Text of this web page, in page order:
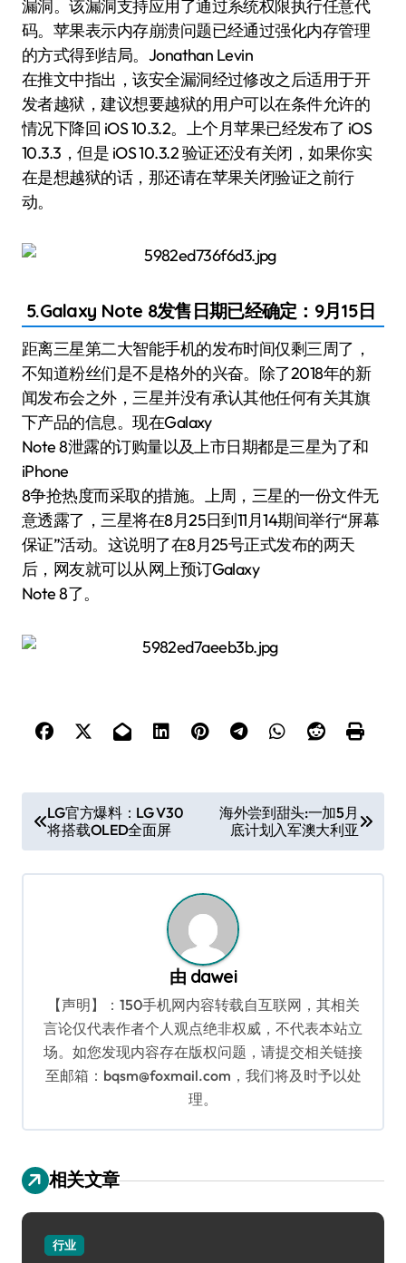
漏洞。该漏洞支持应用了通过系统权限执行任意代
码。苹果表示内存崩溃问题已经通过强化内存管理
的方式得到结局。Jonathan Levin
在推文中指出，该安全漏洞经过修改之后适用于开
发者越狱，建议想要越狱的用户可以在条件允许的
情况下降回 iOS 10.3.2。上个月苹果已经发布了 iOS
10.3.3，但是 iOS 10.3.2 验证还没有关闭，如果你实
在是想越狱的话，那还请在苹果关闭验证之前行
动。
5.Galaxy Note 8发售日期已经确定：9月15日
距离三星第二大智能手机的发布时间仅剩三周了，
不知道粉丝们是不是格外的兴奋。除了2018年的新
闻发布会之外，三星并没有承认其他任何有关其旗
下产品的信息。现在Galaxy
Note 8泄露的订购量以及上市日期都是三星为了和
iPhone
8争抢热度而采取的措施。上周，三星的一份文件无
意透露了，三星将在8月25日到11月14期间举行“屏幕
保证”活动。这说明了在8月25号正式发布的两天
后，网友就可以从网上预订Galaxy
Note 8了。
章
导
LG官方爆料：LG V30
将搭载OLED全面屏
海外尝到甜头:一加5月
底计划入军澳大利亚
由 dawei
【声明】：150手机网内容转载自互联网，其相关
言论仅代表作者个人观点绝非权威，不代表本站立
场。如您发现内容存在版权问题，请提交相关链接
至邮箱：bqsm@foxmail.com，我们将及时予以处
理。
相关文章
行业